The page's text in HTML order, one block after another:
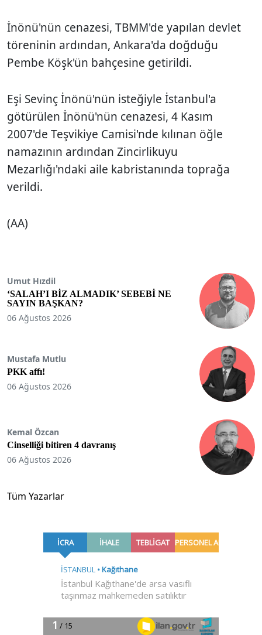
İnönü'nün cenazesi, TBMM'de yapılan devlet
töreninin ardından, Ankara'da doğduğu
Pembe Köşk'ün bahçesine getirildi.
Eşi Sevinç İnönü'nün isteğiyle İstanbul'a
götürülen İnönü'nün cenazesi, 4 Kasım
2007'de Teşvikiye Camisi'nde kılınan öğle
namazının ardından Zincirlikuyu
Mezarlığı'ndaki aile kabristanında toprağa
verildi.
(AA)
Umut Hızdil
‘SALAH’I BİZ ALMADIK’ SEBEBİ NE
SAYIN BAŞKAN?
06 Ağustos 2026
Mustafa Mutlu
PKK affı!
06 Ağustos 2026
Kemal Özcan
Cinselliği bitiren 4 davranış
06 Ağustos 2026
Tüm Yazarlar